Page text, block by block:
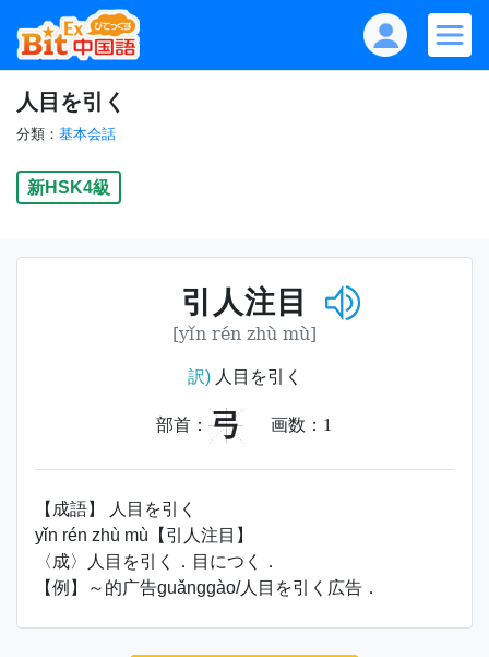
人目を引く
分類： 基本会話
新HSK4級
引人注目
[yǐn rén zhù mù]
訳)人目を引く
部首： 弓 画数： 1
【成語】 人目を引く
yǐn rén zhù mù【引人注目】
〈成〉人目を引く．目につく．
【例】～的广告guǎnggào/人目を引く広告．